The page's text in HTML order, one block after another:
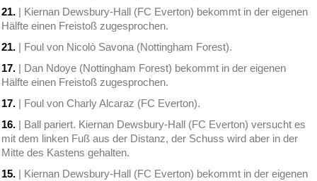
21. | Kiernan Dewsbury-Hall (FC Everton) bekommt in der eigenen
Hälfte einen Freistoß zugesprochen.
21. | Foul von Nicolò Savona (Nottingham Forest).
17. | Dan Ndoye (Nottingham Forest) bekommt in der eigenen
Hälfte einen Freistoß zugesprochen.
17. | Foul von Charly Alcaraz (FC Everton).
16. | Ball pariert. Kiernan Dewsbury-Hall (FC Everton) versucht es
mit dem linken Fuß aus der Distanz, der Schuss wird aber in der
Mitte des Kastens gehalten.
15. | Kiernan Dewsbury-Hall (FC Everton) bekommt in der eigenen